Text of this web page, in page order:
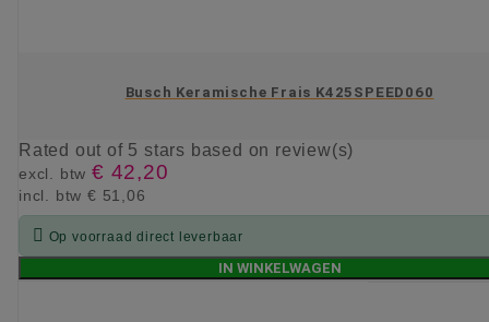
Busch Keramische Frais K425SPEED060
Rated out of 5 stars based on review(s)
excl. btw € 42,20
incl. btw € 51,06
 Op voorraad direct leverbaar
IN WINKELWAGEN